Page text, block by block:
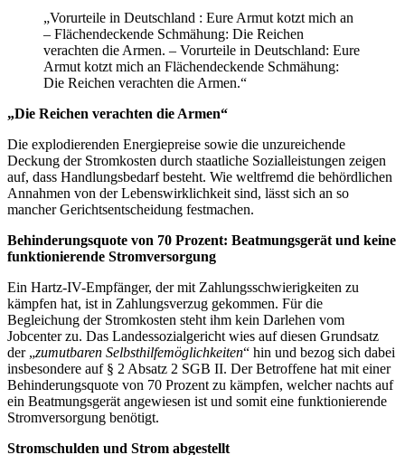
„Vorurteile in Deutschland : Eure Armut kotzt mich an
– Flächendeckende Schmähung: Die Reichen
verachten die Armen. – Vorurteile in Deutschland: Eure
Armut kotzt mich an Flächendeckende Schmähung:
Die Reichen verachten die Armen.“
„Die Reichen verachten die Armen“
Die explodierenden Energiepreise sowie die unzureichende
Deckung der Stromkosten durch staatliche Sozialleistungen zeigen
auf, dass Handlungsbedarf besteht. Wie weltfremd die behördlichen
Annahmen von der Lebenswirklichkeit sind, lässt sich an so
mancher Gerichtsentscheidung festmachen.
Behinderungsquote von 70 Prozent: Beatmungsgerät und keine
funktionierende Stromversorgung
Ein Hartz-IV-Empfänger, der mit Zahlungsschwierigkeiten zu
kämpfen hat, ist in Zahlungsverzug gekommen. Für die
Begleichung der Stromkosten steht ihm kein Darlehen vom
Jobcenter zu. Das Landessozialgericht wies auf diesen Grundsatz
der „zumutbaren Selbsthilfemöglichkeiten“ hin und bezog sich dabei
insbesondere auf § 2 Absatz 2 SGB II. Der Betroffene hat mit einer
Behinderungsquote von 70 Prozent zu kämpfen, welcher nachts auf
ein Beatmungsgerät angewiesen ist und somit eine funktionierende
Stromversorgung benötigt.
Stromschulden und Strom abgestellt